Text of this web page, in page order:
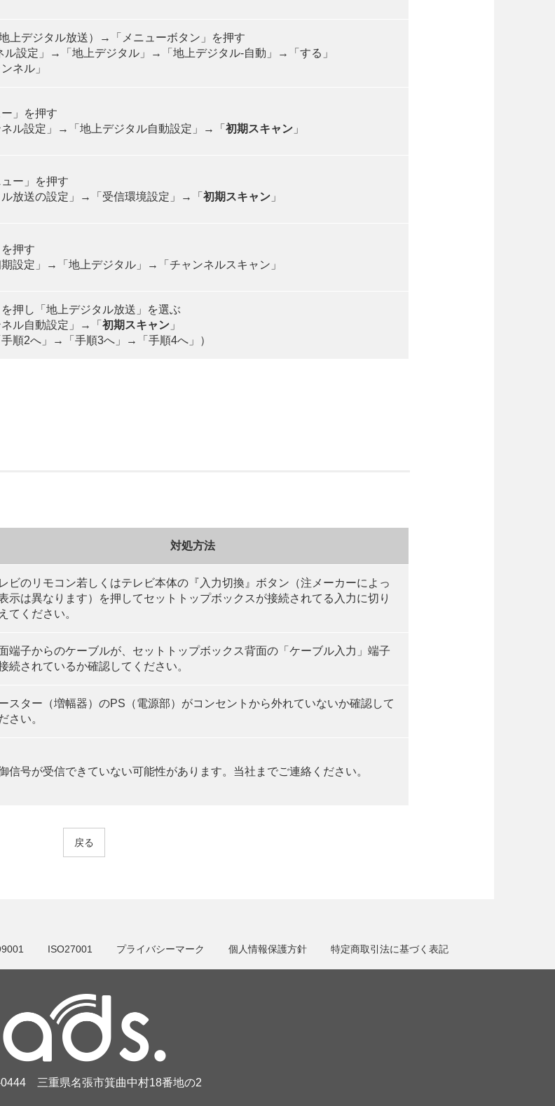
上デジタル放送）→「メニューボタン」を押す
ル設定」→「地上デジタル」→「地上デジタル-自動」→「する」
ネル」
」を押す
ル設定」→「地上デジタル自動設定」→「 初期スキャン 」
ー」を押す
放送の設定」→「受信環境設定」→「 初期スキャン 」
押す
設定」→「地上デジタル」→「チャンネルスキャン」
押し「地上デジタル放送」を選ぶ
ル自動設定」→「 初期スキャン 」
順2へ」→「手順3へ」→「手順4へ」）
対処方法
ビのリモコン若しくはテレビ本体の『入力切換』ボタン（注メーカーによっ
示は異なります）を押してセットトップボックスが接続されてる入力に切り
てください。
端子からのケーブルが、セットトップボックス背面の「ケーブル入力」端子
続されているか確認してください。
スター（増幅器）のPS（電源部）がコンセントから外れていないか確認して
さい。
信号が受信できていない可能性があります。当社までご連絡ください。
戻る
ISO27001 プライバシーマーク 個人情報保護方針 特定商取引法に基づく表記
三重県名張市箕曲中村18番地の2